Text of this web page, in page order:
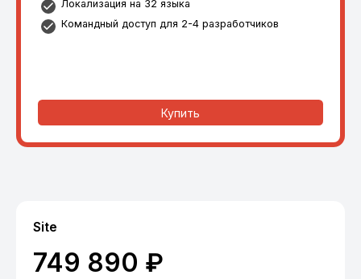
Локализация на 32 языка
Командный доступ для 2-4 разработчиков
Купить
Site
749 890 ₽